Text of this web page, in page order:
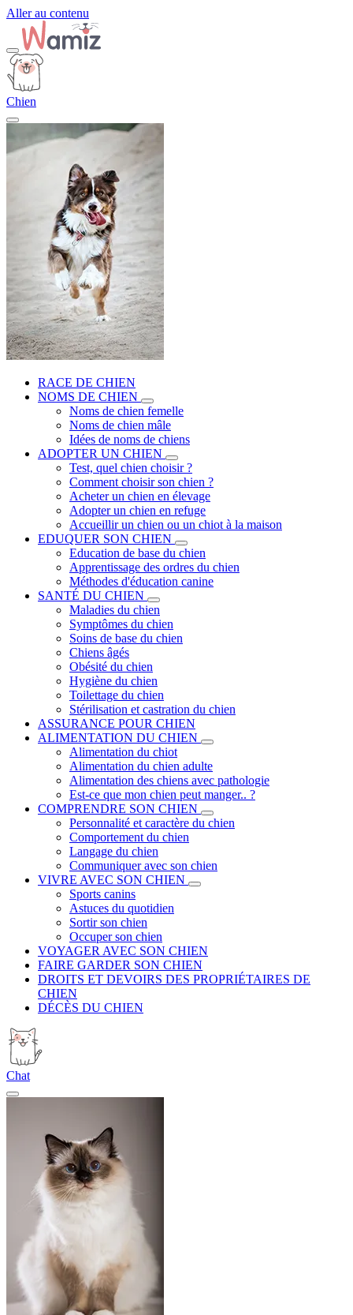
Aller au contenu
Chien
RACE DE CHIEN
NOMS DE CHIEN
Noms de chien femelle
Noms de chien mâle
Idées de noms de chiens
ADOPTER UN CHIEN
Test, quel chien choisir ?
Comment choisir son chien ?
Acheter un chien en élevage
Adopter un chien en refuge
Accueillir un chien ou un chiot à la maison
EDUQUER SON CHIEN
Education de base du chien
Apprentissage des ordres du chien
Méthodes d'éducation canine
SANTÉ DU CHIEN
Maladies du chien
Symptômes du chien
Soins de base du chien
Chiens âgés
Obésité du chien
Hygiène du chien
Toilettage du chien
Stérilisation et castration du chien
ASSURANCE POUR CHIEN
ALIMENTATION DU CHIEN
Alimentation du chiot
Alimentation du chien adulte
Alimentation des chiens avec pathologie
Est-ce que mon chien peut manger.. ?
COMPRENDRE SON CHIEN
Personnalité et caractère du chien
Comportement du chien
Langage du chien
Communiquer avec son chien
VIVRE AVEC SON CHIEN
Sports canins
Astuces du quotidien
Sortir son chien
Occuper son chien
VOYAGER AVEC SON CHIEN
FAIRE GARDER SON CHIEN
DROITS ET DEVOIRS DES PROPRIÉTAIRES DE
CHIEN
DÉCÈS DU CHIEN
Chat